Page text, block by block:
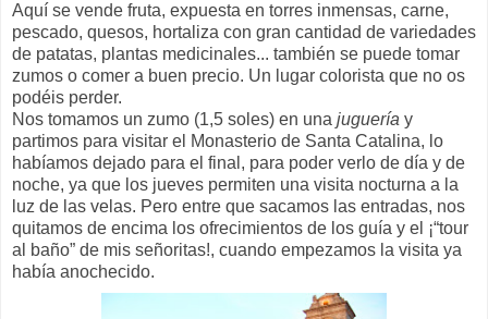
Aquí se vende fruta, expuesta en torres inmensas, carne,
pescado, quesos, hortaliza con gran cantidad de variedades
de patatas, plantas medicinales... también se puede tomar
zumos o comer a buen precio. Un lugar colorista que no os
podéis perder.
Nos tomamos un zumo (1,5 soles) en una juguería y
partimos para visitar el Monasterio de Santa Catalina, lo
habíamos dejado para el final, para poder verlo de día y de
noche, ya que los jueves permiten una visita nocturna a la
luz de las velas. Pero entre que sacamos las entradas, nos
quitamos de encima los ofrecimientos de los guía y el ¡“tour
al baño” de mis señoritas!, cuando empezamos la visita ya
había anochecido.